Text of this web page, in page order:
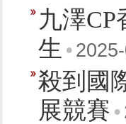
九澤
生 •
殺到國
展競賽 •